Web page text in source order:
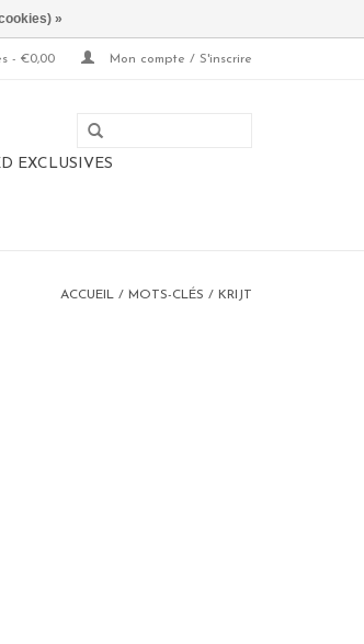
- €0,00 Mon compte / S'inscrire
EXCLUSIVES
ACCUEIL / MOTS-CLÉS / KRIJT
»